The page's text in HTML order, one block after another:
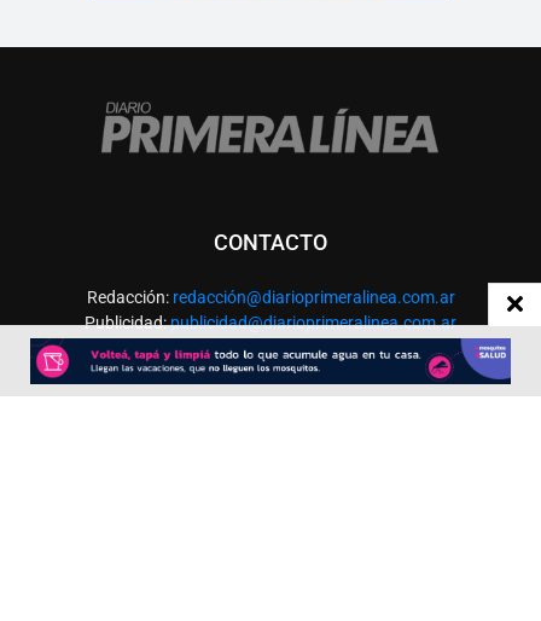
CONTACTO
Redacción: redacción@diarioprimeralinea.com.ar
Publicidad:publicidad@diarioprimeralinea.com.ar
Dirección:Av. San Martín 317 - Resistencia - Chaco - Arg